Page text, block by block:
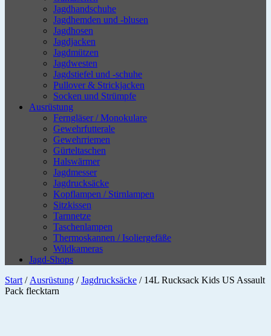
Jagdhandschuhe
Jagdhemden und -blusen
Jagdhosen
Jagdjacken
Jagdmützen
Jagdwesten
Jagdstiefel und -schuhe
Pullover & Strickjacken
Socken und Strümpfe
Ausrüstung
Ferngläser / Monokulare
Gewehrfutterale
Gewehrriemen
Gürteltaschen
Halswärmer
Jagdmesser
Jagdrucksäcke
Kopflampen / Stirnlampen
Sitzkissen
Tarnnetze
Taschenlampen
Thermoskannen / Isoliergefäße
Wildkameras
Jagd-Shops
Start / Ausrüstung /Jagdrucksäcke / 14L Rucksack Kids US Assault
Pack flecktarn